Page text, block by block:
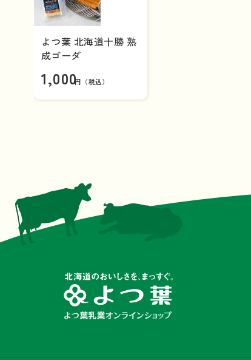
よつ葉 北海道十勝 熟
成ゴーダ
1,000円（税込）